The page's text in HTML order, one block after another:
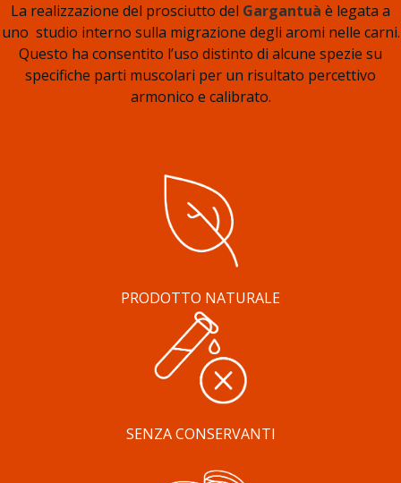
La realizzazione del prosciutto del Gargantuà è legata a
uno studio interno sulla migrazione degli aromi nelle carni.
Questo ha consentito l’uso distinto di alcune spezie su
specifiche parti muscolari per un risultato percettivo
armonico e calibrato.
PRODOTTO NATURALE
SENZA CONSERVANTI